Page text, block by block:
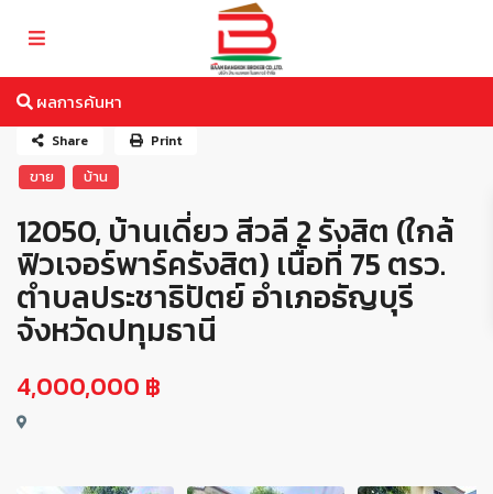
ผลการค้นหา
ขาย บ้าน
12050, บ้านเดี่ยว สีวลี 2 รังสิต (ใกล้
ฟิวเจอร์พาร์ครังสิต) เนื้อที่ 75 ตรว.
ตำบลประชาธิปัตย์ อำเภอธัญบุรี
จังหวัดปทุมธานี
4,000,000 ฿
Share Print